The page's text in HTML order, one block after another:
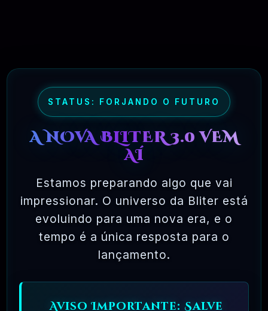
STATUS: FORJANDO O FUTURO
A NOVA BLITER 3.0 VEM
AÍ
Estamos preparando algo que vai
impressionar. O universo da Bliter está
evoluindo para uma nova era, e o
tempo é a única resposta para o
lançamento.
Aviso Importante: Salve